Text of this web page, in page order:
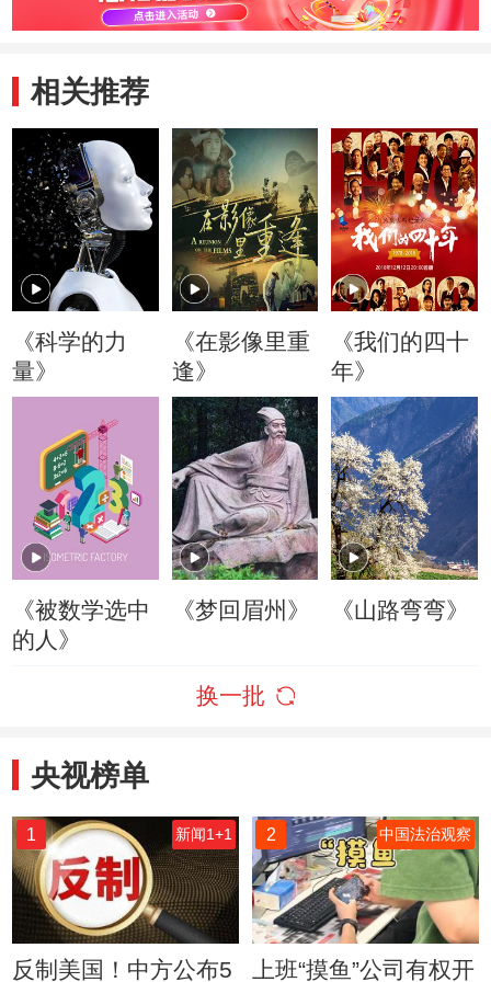
相关推荐
《科学的力
量》
《在影像里重
逢》
《我们的四十
年》
《被数学选中
的人》
《梦回眉州》 《山路弯弯》
换一批
央视榜单
1 新闻1+1
反制美国！中方公布5
2 中国法治观察
上班“摸鱼”公司有权开